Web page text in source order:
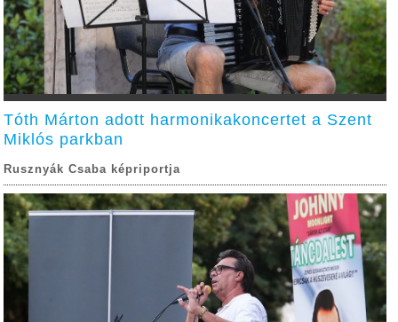
Tóth Márton adott harmonikakoncertet a Szent
Miklós parkban
Rusznyák Csaba képriportja